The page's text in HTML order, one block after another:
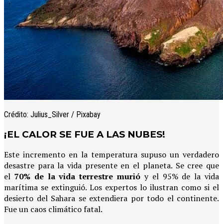
Crédito: Julius_Silver / Pixabay
¡EL CALOR SE FUE A LAS NUBES!
Este incremento en la temperatura supuso un verdadero
desastre para la vida presente en el planeta. Se cree que
el 70% de la vida terrestre murió y el 95% de la vida
marítima se extinguió. Los expertos lo ilustran como si el
desierto del Sahara se extendiera por todo el continente.
Fue un caos climático fatal.